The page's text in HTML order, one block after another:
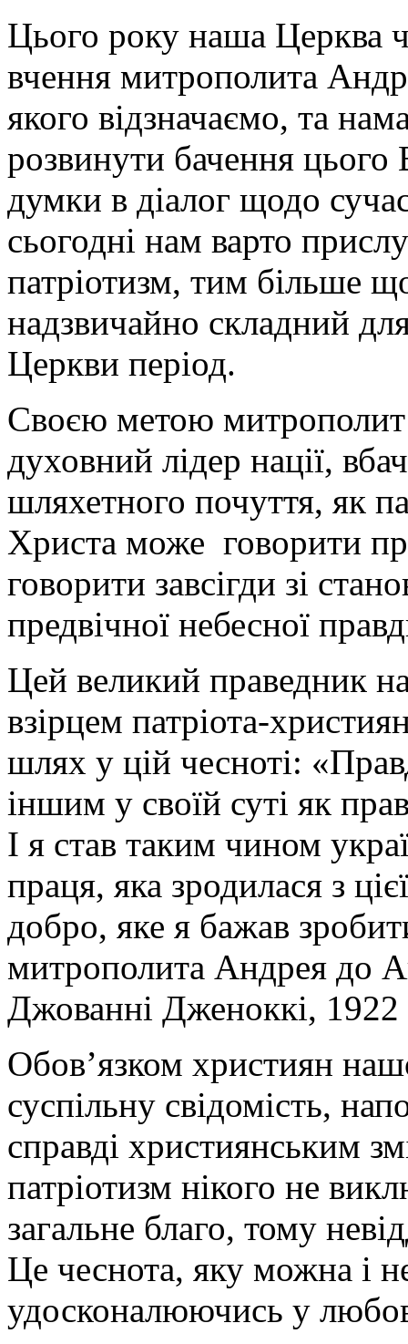
Цього року наша Церква
вчення митрополита
якого відзначаємо, та
розвинути бачення цього
думки в діалог щодо
сьогодні нам варто
патріотизм, тим більше
надзвичайно складний
Церкви період.
Своєю метою
духовний лідер нації,
шляхетного почуття, як
Христа може говорити
говорити завсігди зі
предвічної небесної
Цей великий праведник
взірцем патріота-
шлях у цій чесноті:
іншим у своїй суті як
І я став таким чином
праця, яка зродилася з
добро, яке я бажав
митрополита Андрея до
Джованні Дженоккі, 1922
Обов’язком християн
суспільну свідомість,
справді християнським
патріотизм нікого не
загальне благо, тому
Це чеснота, яку можна і
удосконалюючись у